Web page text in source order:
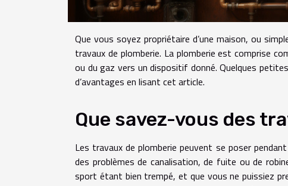
Que vous soyez propriétaire d’une maison, ou
travaux de plomberie. La plomberie est comprise
ou du gaz vers un dispositif donné. Quelques
d’avantages en lisant cet article.
Que savez-vous des
Les travaux de plomberie peuvent se poser
des problèmes de canalisation, de fuite ou de
sport étant bien trempé, et que vous ne puissiez